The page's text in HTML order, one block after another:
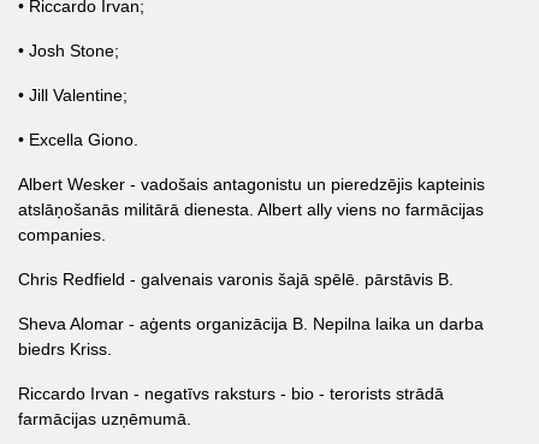
• Riccardo Irvan;
• Josh Stone;
• Jill Valentine;
• Excella Giono.
Albert Wesker - vadošais antagonistu un pieredzējis kapteinis
atslāņošanās militārā dienesta. Albert ally viens no farmācijas
companies.
Chris Redfield - galvenais varonis šajā spēlē. pārstāvis B.
Sheva Alomar - aģents organizācija B. Nepilna laika un darba
biedrs Kriss.
Riccardo Irvan - negatīvs raksturs - bio - terorists strādā
farmācijas uzņēmumā.